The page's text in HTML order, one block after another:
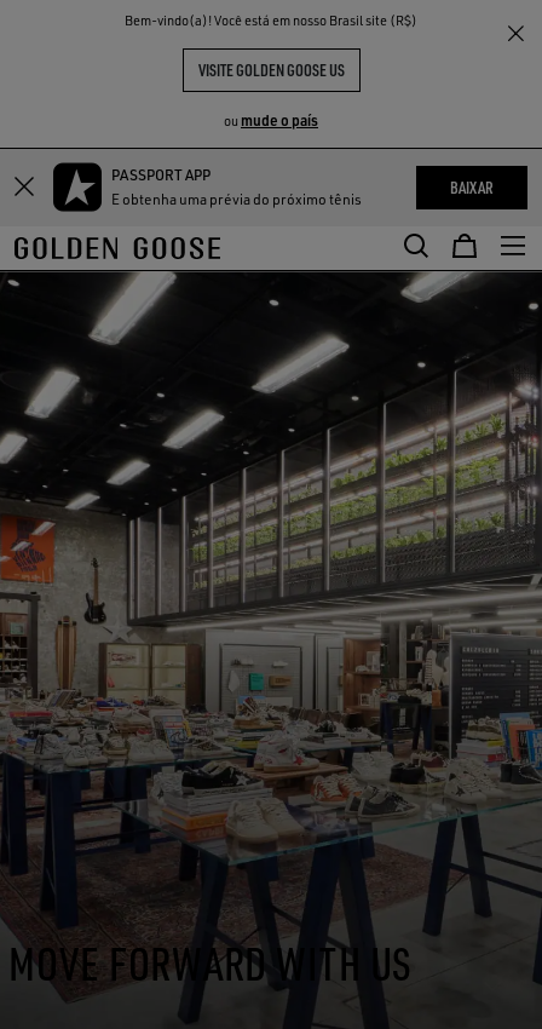
Bem-vindo(a)! Você está em nosso Brasil site (R$)
VISITE GOLDEN GOOSE US
ou mude o país
PASSPORT APP
E obtenha uma prévia do próximo tênis
BAIXAR
EXPERIÊNCIAS THE
COMMUNITY
MOVE FORWARD WITH US